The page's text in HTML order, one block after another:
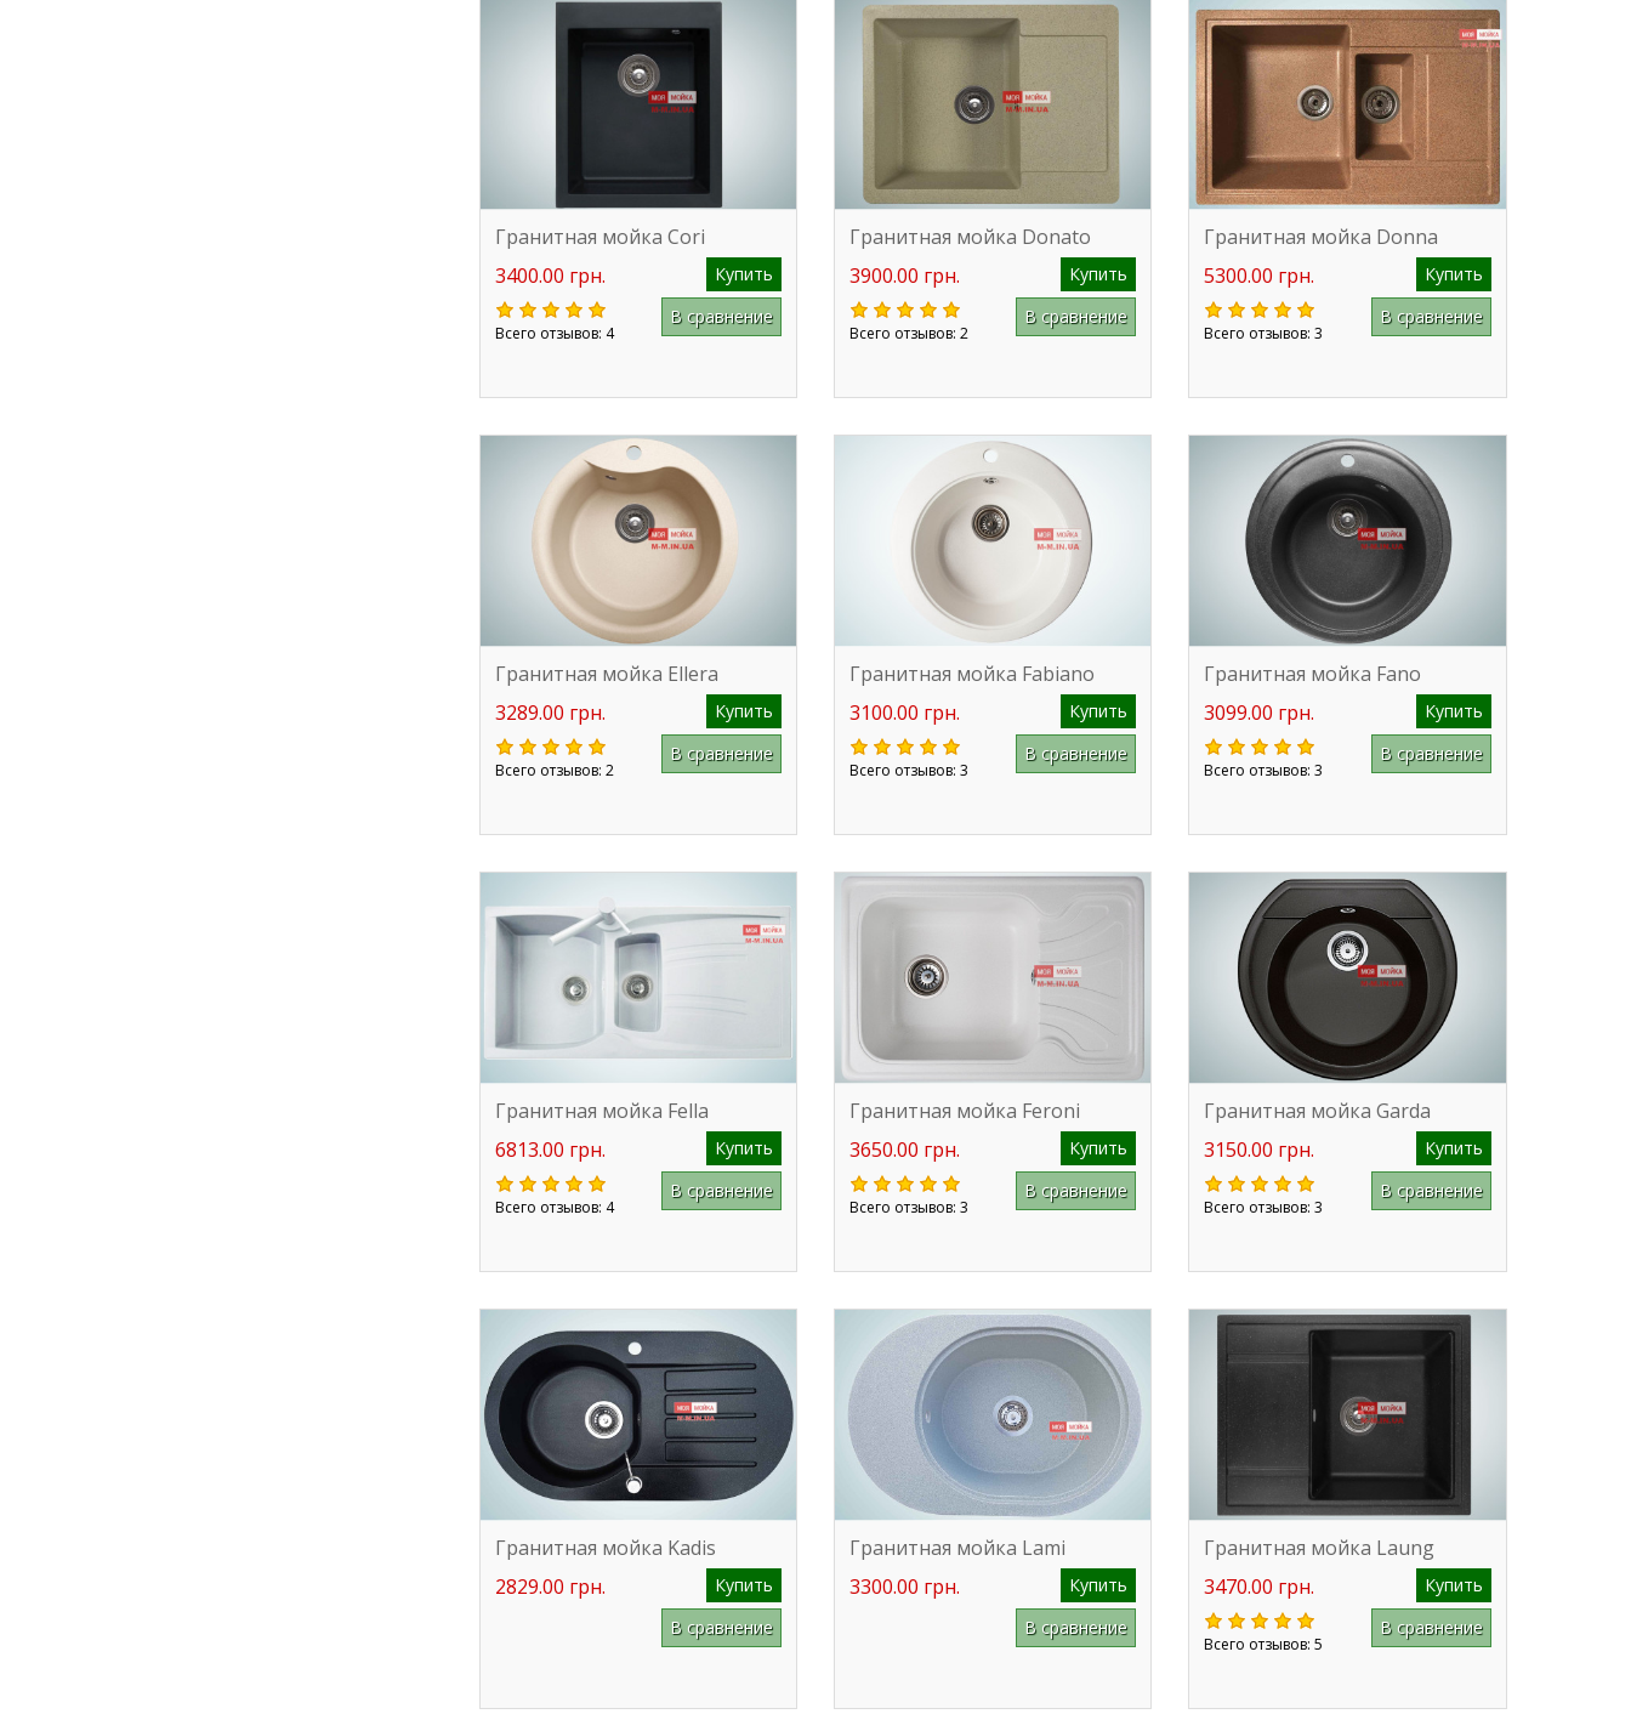
Гранитная мойка Cori
3400.00 грн.
Купить
Всего отзывов: 4
В сравнение
Гранитная мойка Donato
3900.00 грн.
Купить
Всего отзывов: 2
В сравнение
Гранитная мойка Donna
5300.00 грн.
Купить
Всего отзывов: 3
В сравнение
Гранитная мойка Ellera
3289.00 грн.
Купить
Всего отзывов: 2
В сравнение
Гранитная мойка Fabiano
3100.00 грн.
Купить
Всего отзывов: 3
В сравнение
Гранитная мойка Fano
3099.00 грн.
Купить
Всего отзывов: 3
В сравнение
Гранитная мойка Fella
6813.00 грн.
Купить
Всего отзывов: 4
В сравнение
Гранитная мойка Feroni
3650.00 грн.
Купить
Всего отзывов: 3
В сравнение
Гранитная мойка Garda
3150.00 грн.
Купить
Всего отзывов: 3
В сравнение
Гранитная мойка Kadis
2829.00 грн.
Купить
В сравнение
Гранитная мойка Lami
3300.00 грн.
Купить
В сравнение
Гранитная мойка Laung
3470.00 грн.
Купить
Всего отзывов: 5
В сравнение